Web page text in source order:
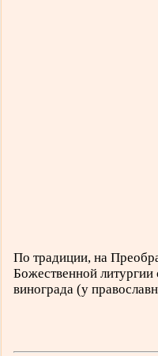
По традиции, на
Божественной
винограда (у